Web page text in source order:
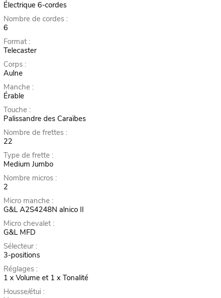
Électrique 6-cordes
Nombre de cordes :
6
Format :
Telecaster
Corps :
Aulne
Manche :
Érable
Touche :
Palissandre des Caraïbes
Nombre de frettes :
22
Type de frette :
Medium Jumbo
Nombre micros :
2
Micro manche :
G&L A2S4248N alnico II
Micro chevalet :
G&L MFD
Sélecteur :
3-positions
Réglages :
1 x Volume et 1 x Tonalité
Housse/étui :